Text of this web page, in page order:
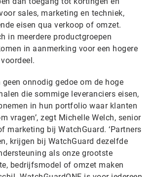
sales, marketing en techniek,
eisen qua verkoop of omzet.
in meerdere productgroepen
in aanmerking voor een hogere
geen onnodig gedoe om de hoge
die sommige leveranciers eisen,
in hun portfolio waar klanten
vragen’, zegt Michelle Welch, senior
marketing bij WatchGuard. ‘Partners
krijgen bij WatchGuard dezelfde
als onze grootste
bedrijfsmodel of omzet maken